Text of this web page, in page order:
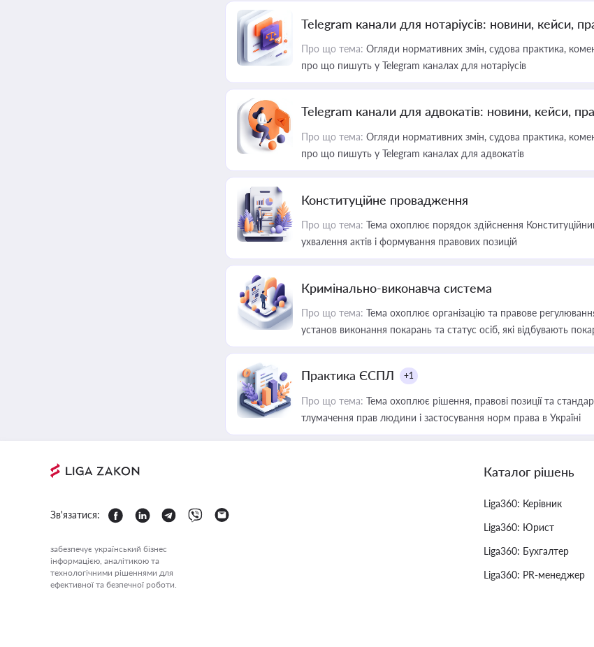
Telegram канали для нотаріусів: новини, кейси,
Про що тема: Огляди нормативних змін, судова практика,
про що пишуть у Telegram каналах для нотаріусів
Telegram канали для адвокатів: новини, кейси,
Про що тема: Огляди нормативних змін, судова практика,
про що пишуть у Telegram каналах для адвокатів
Конституційне провадження
Про що тема: Тема охоплює порядок здійснення
ухвалення актів і формування правових позицій
Кримінально-виконавча система
Про що тема: Тема охоплює організацію та правове
установ виконання покарань та статус осіб, які відбувають
Практика ЄСПЛ +1
Про що тема: Тема охоплює рішення, правові позиції та
тлумачення прав людини і застосування норм права в Україні
Зв'язатися:
забезпечує український бізнес
інформацією, аналітикою та
технологічними рішеннями для
ефективної та безпечної роботи.
Каталог рішень
Liga360: Керівник
Liga360: Юрист
Liga360: Бухгалтер
Liga360: PR-менеджер